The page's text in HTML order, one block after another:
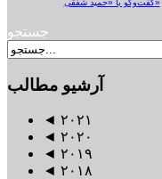
گفت‌وگو با «حمید شفقی»
جستجو
آرشیو مطالب
◄ ۲۰۲۱
◄ ۲۰۲۰
◄ ۲۰۱۹
◄ ۲۰۱۸